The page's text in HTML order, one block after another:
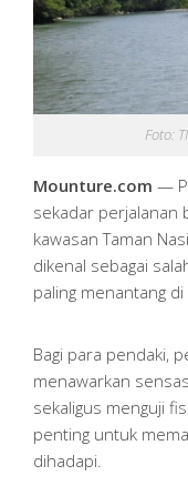
Foto:
Mounture.com —
sekadar perjalanan
kawasan Taman
dikenal sebagai
paling menantang
Bagi para pendaki,
menawarkan
sekaligus menguji
penting untuk
dihadapi.